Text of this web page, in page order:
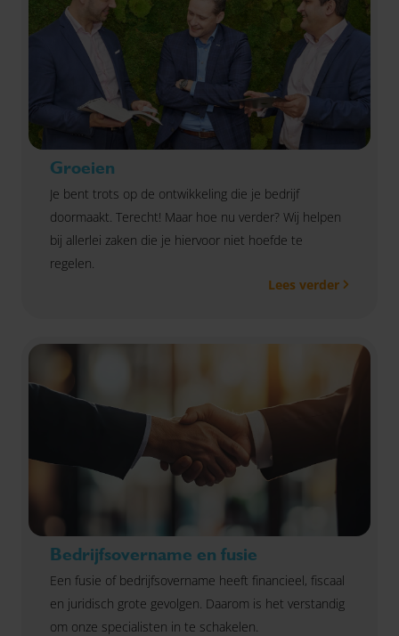
Groeien
Je bent trots op de ontwikkeling die je bedrijf
doormaakt. Terecht! Maar hoe nu verder? Wij helpen
bij allerlei zaken die je hiervoor niet hoefde te
regelen.
Lees verder
Bedrijfsovername en fusie
Een fusie of bedrijfsovername heeft financieel, fiscaal
en juridisch grote gevolgen. Daarom is het verstandig
om onze specialisten in te schakelen.